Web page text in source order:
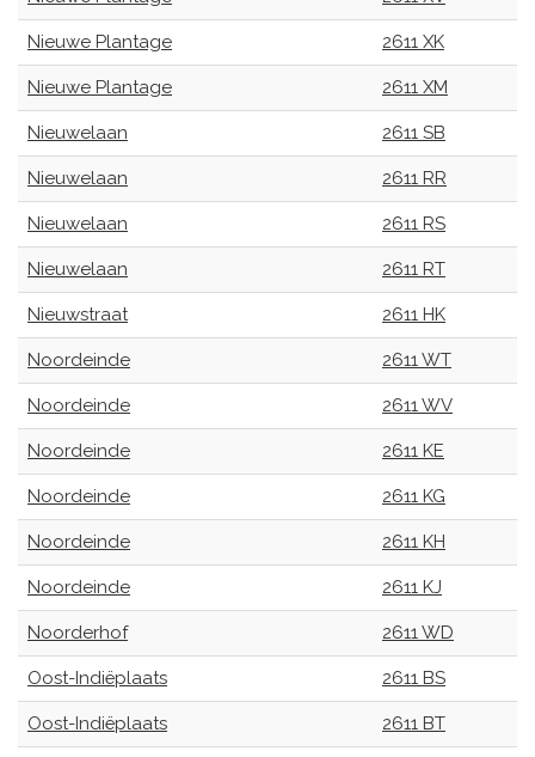
Nieuwe Plantage 2611 XK
Nieuwe Plantage 2611 XM
Nieuwelaan 2611 SB
Nieuwelaan 2611 RR
Nieuwelaan 2611 RS
Nieuwelaan 2611 RT
Nieuwstraat 2611 HK
Noordeinde 2611 WT
Noordeinde 2611 WV
Noordeinde 2611 KE
Noordeinde 2611 KG
Noordeinde 2611 KH
Noordeinde 2611 KJ
Noorderhof 2611 WD
Oost-Indiëplaats 2611 BS
Oost-Indiëplaats 2611 BT